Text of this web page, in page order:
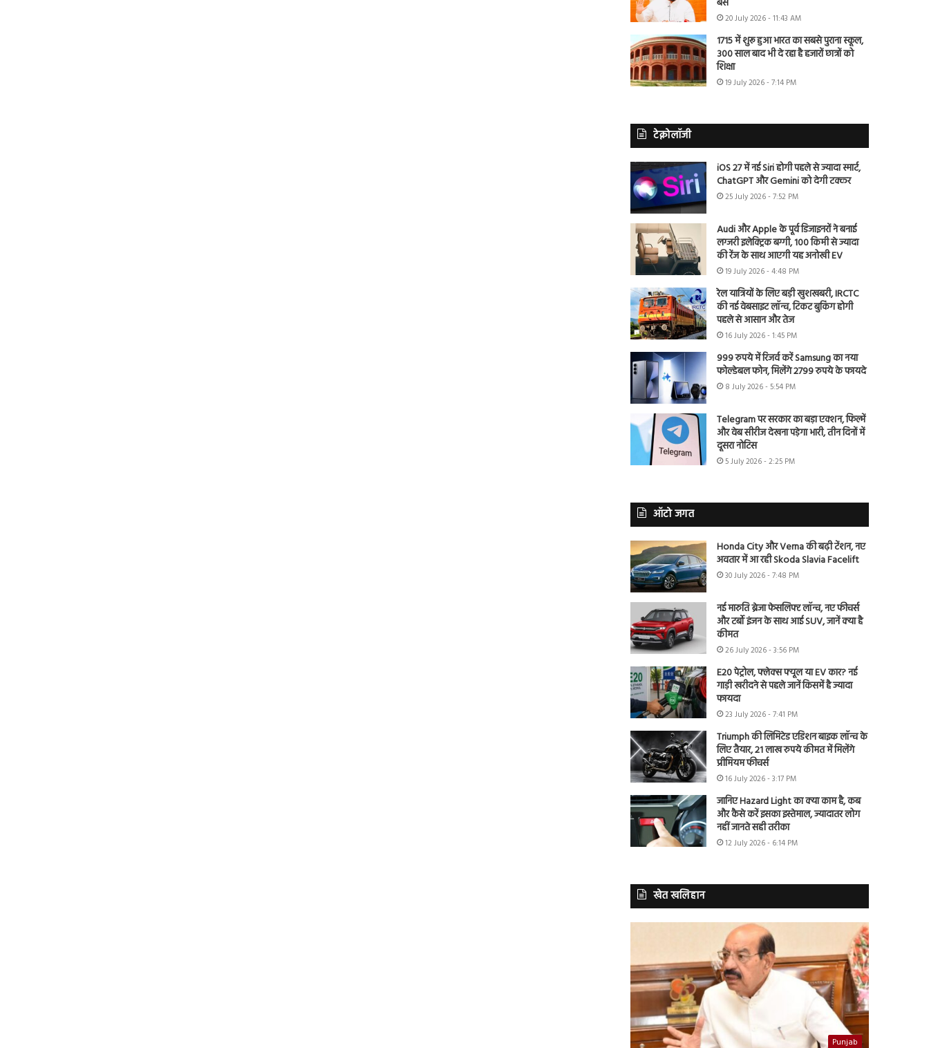
बैंस
20 July 2026 - 11:43 AM
1715 में शुरू हुआ भारत का सबसे पुराना स्कूल,
300 साल बाद भी दे रहा है हजारों छात्रों को
शिक्षा
19 July 2026 - 7:14 PM
टेक्नोलॉजी
iOS 27 में नई Siri होगी पहले से ज्यादा स्मार्ट,
ChatGPT और Gemini को देगी टक्कर
25 July 2026 - 7:52 PM
Audi और Apple के पूर्व डिजाइनरों ने बनाई
लग्जरी इलेक्ट्रिक बग्गी, 100 किमी से ज्यादा
की रेंज के साथ आएगी यह अनोखी EV
19 July 2026 - 4:48 PM
रेल यात्रियों के लिए बड़ी खुशखबरी, IRCTC
की नई वेबसाइट लॉन्च, टिकट बुकिंग होगी
पहले से आसान और तेज
16 July 2026 - 1:45 PM
999 रुपये में रिजर्व करें Samsung का नया
फोल्डेबल फोन, मिलेंगे 2799 रुपये के फायदे
8 July 2026 - 5:54 PM
Telegram पर सरकार का बड़ा एक्शन, फिल्में
और वेब सीरीज देखना पड़ेगा भारी, तीन दिनों में
दूसरा नोटिस
5 July 2026 - 2:25 PM
ऑटो जगत
Honda City और Verna की बढ़ी टेंशन, नए
अवतार में आ रही Skoda Slavia Facelift
30 July 2026 - 7:48 PM
नई मारुति ब्रेजा फेसलिफ्ट लॉन्च, नए फीचर्स
और टर्बो इंजन के साथ आई SUV, जानें क्या है
कीमत
26 July 2026 - 3:56 PM
E20 पेट्रोल, फ्लेक्स फ्यूल या EV कार? नई
गाड़ी खरीदने से पहले जानें किसमें है ज्यादा
फायदा
23 July 2026 - 7:41 PM
Triumph की लिमिटेड एडिशन बाइक लॉन्च के
लिए तैयार, 21 लाख रुपये कीमत में मिलेंगे
प्रीमियम फीचर्स
16 July 2026 - 3:17 PM
जानिए Hazard Light का क्या काम है, कब
और कैसे करें इसका इस्तेमाल, ज्यादातर लोग
नहीं जानते सही तरीका
12 July 2026 - 6:14 PM
खेत खलिहान
Punjab